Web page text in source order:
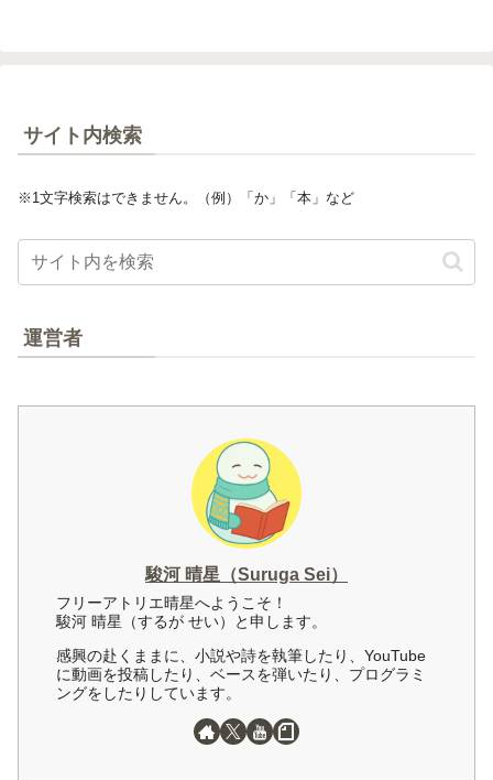
サイト内検索
※1文字検索はできません。（例）「か」「本」など
運営者
駿河 晴星（Suruga Sei）
フリーアトリエ晴星へようこそ！
駿河 晴星（するが せい）と申します。
感興の赴くままに、小説や詩を執筆したり、YouTube
に動画を投稿したり、ベースを弾いたり、プログラミ
ングをしたりしています。